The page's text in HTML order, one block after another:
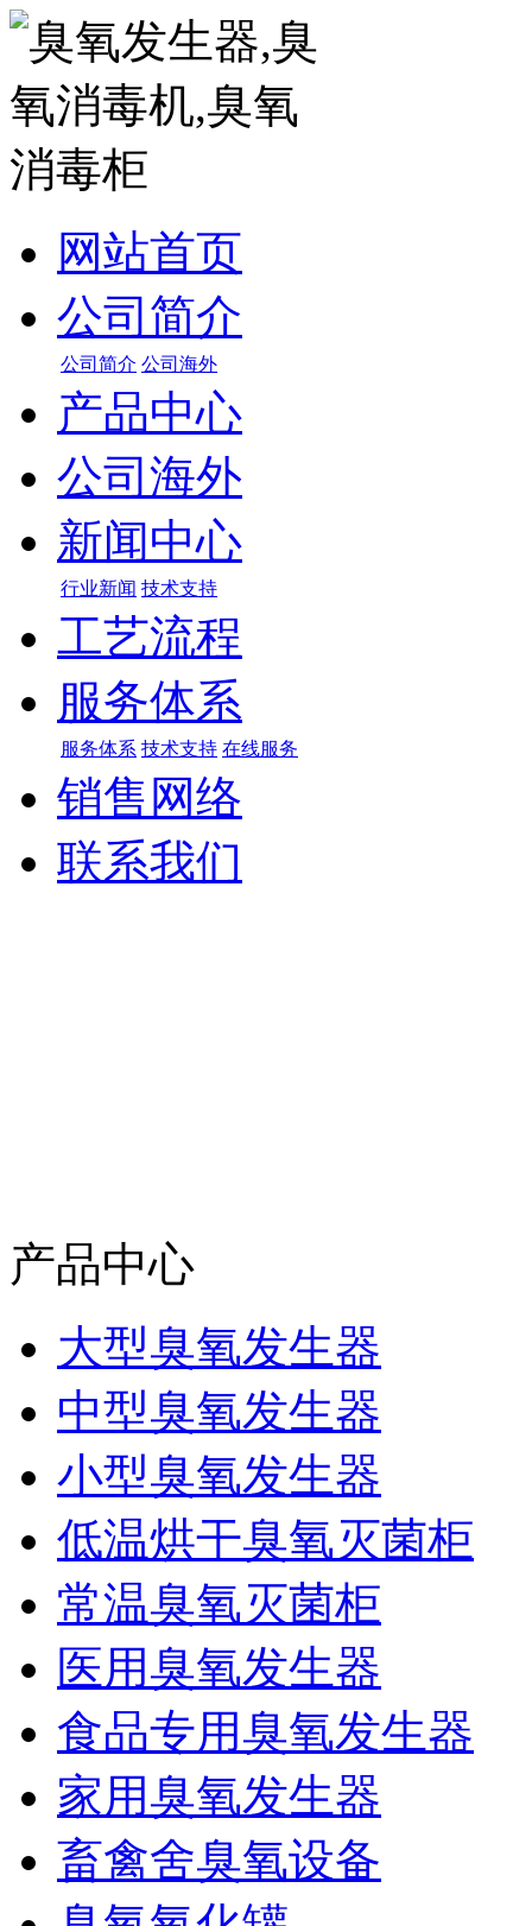
网站首页
公司简介
公司简介 公司海外
产品中心
公司海外
新闻中心
行业新闻 技术支持
工艺流程
服务体系
服务体系 技术支持 在线服务
销售网络
联系我们
产品中心
大型臭氧发生器
中型臭氧发生器
小型臭氧发生器
低温烘干臭氧灭菌柜
常温臭氧灭菌柜
医用臭氧发生器
食品专用臭氧发生器
家用臭氧发生器
畜禽舍臭氧设备